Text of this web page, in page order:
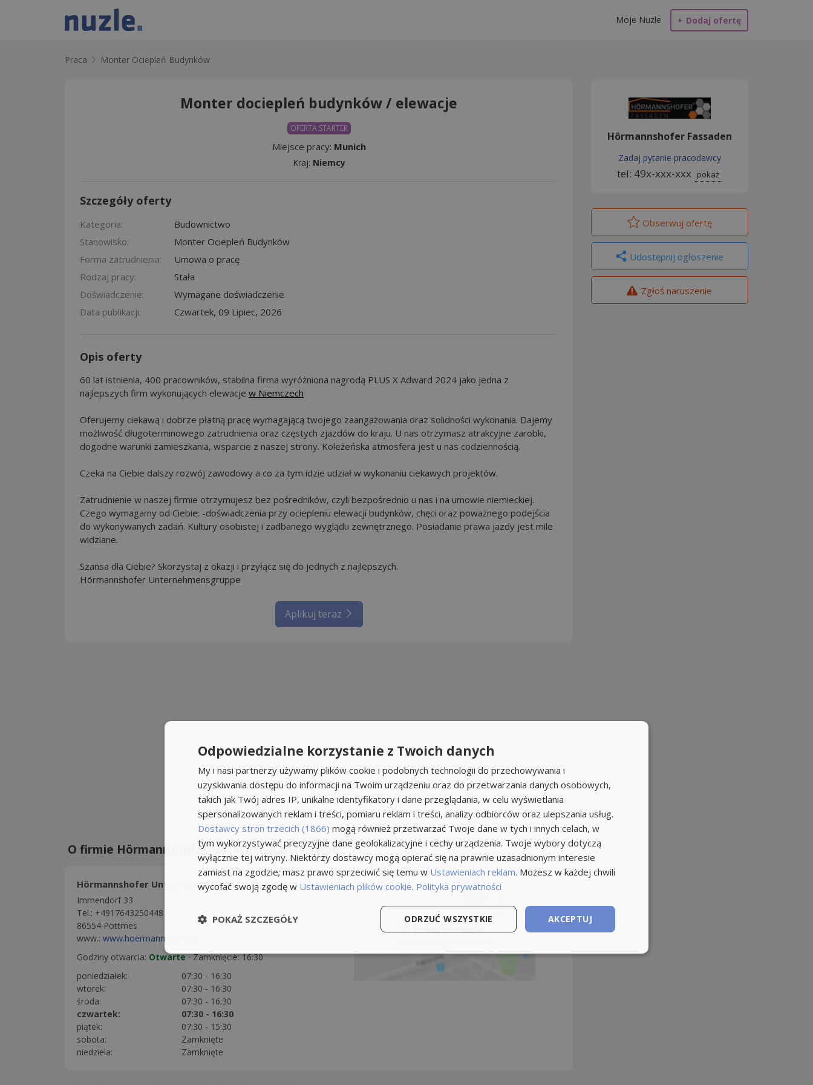
+ Dodaj ofertę
Moje Nuzle
Praca Monter Ociepleń Budynków
Hörmannshofer Fassaden
Zadaj pytanie pracodawcy
tel: 49x-xxx-xxx pokaż
Obserwuj ofertę
Udostępnij ogłoszenie
Zgłoś naruszenie
Monter dociepleń budynków / elewacje
OFERTA STARTER
Miejsce pracy: Munich
Kraj: Niemcy
Szczegóły oferty
Kategoria:
Budownictwo
Stanowisko:
Monter Ociepleń Budynków
Forma zatrudnienia:
Umowa o pracę
Rodzaj pracy:
Stała
Doświadczenie:
Wymagane doświadczenie
Data publikacji:
Czwartek, 09 Lipiec, 2026
Opis oferty
60 lat istnienia, 400 pracowników, stabilna firma wyróżniona nagrodą PLUS X Adward 2024 jako jedna z
najlepszych firm wykonujących elewacje w Niemczech
Oferujemy ciekawą i dobrze płatną pracę wymagającą twojego zaangażowania oraz solidności wykonania. Dajemy
możliwość długoterminowego zatrudnienia oraz częstych zjazdów do kraju. U nas otrzymasz atrakcyjne zarobki,
dogodne warunki zamieszkania, wsparcie z naszej strony. Koleżeńska atmosfera jest u nas codziennością.
Czeka na Ciebie dalszy rozwój zawodowy a co za tym idzie udział w wykonaniu ciekawych projektów.
Zatrudnienie w naszej firmie otrzymujesz bez pośredników, czyli bezpośrednio u nas i na umowie niemieckiej.
Czego wymagamy od Ciebie: -doświadczenia przy ociepleniu elewacji budynków, chęci oraz poważnego podejścia
do wykonywanych zadań. Kultury osobistej i zadbanego wyglądu zewnętrznego. Posiadanie prawa jazdy jest mile
widziane.
Szansa dla Ciebie? Skorzystaj z okazji i przyłącz się do jednych z najlepszych.
Hörmannshofer Unternehmensgruppe
Aplikuj teraz
O firmie Hörmannshofer Unternehmensgruppe
Hörmannshofer Unternehmensgruppe
Immendorf 33
Tel.: +4917643250448
86554 Pöttmes
www.: www.hoermannshofer.pl
Godziny otwarcia: Otwarte⋅Zamknięcie: 16:30
poniedziałek:
07:30 - 16:30
wtorek:
07:30 - 16:30
środa:
07:30 - 16:30
czwartek:
07:30 - 16:30
piątek:
07:30 - 15:30
sobota:
Zamknięte
niedziela:
Zamknięte
Pokaż na mapie
Odpowiedzialne korzystanie z Twoich danych
My i nasi partnerzy używamy plików cookie i podobnych technologii do przechowywania i
uzyskiwania dostępu do informacji na Twoim urządzeniu oraz do przetwarzania danych osobowych,
takich jak Twój adres IP, unikalne identyfikatory i dane przeglądania, w celu wyświetlania
spersonalizowanych reklam i treści, pomiaru reklam i treści, analizy odbiorców oraz ulepszania usług.
Dostawcy stron trzecich (1866) mogą również przetwarzać Twoje dane w tych i innych celach, w
tym wykorzystywać precyzyjne dane geolokalizacyjne i cechy urządzenia. Twoje wybory dotyczą
wyłącznie tej witryny. Niektórzy dostawcy mogą opierać się na prawnie uzasadnionym interesie
zamiast na zgodzie; masz prawo sprzeciwić się temu w Ustawieniach reklam. Możesz w każdej chwili
wycofać swoją zgodę w Ustawieniach plików cookie. Polityka prywatności
AKCEPTUJ
ODRZUĆ WSZYSTKIE
POKAŻ SZCZEGÓŁY